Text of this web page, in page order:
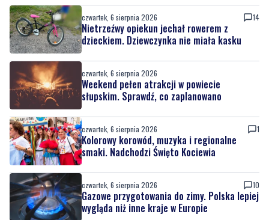
czwartek, 6 sierpnia 2026 14
Nietrzeźwy opiekun jechał rowerem z
dzieckiem. Dziewczynka nie miała kasku
czwartek, 6 sierpnia 2026
Weekend pełen atrakcji w powiecie
słupskim. Sprawdź, co zaplanowano
czwartek, 6 sierpnia 2026 1
Kolorowy korowód, muzyka i regionalne
smaki. Nadchodzi Święto Kociewia
czwartek, 6 sierpnia 2026 10
Gazowe przygotowania do zimy. Polska lepiej
wygląda niż inne kraje w Europie